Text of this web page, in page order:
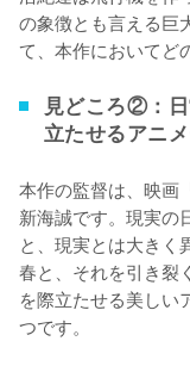
の象徴とも言える巨
て、本作においてど
見どころ②：
立たせるアニ
本作の監督は、映画
新海誠です。現実の
と、現実とは大きく
春と、それを引き裂
を際立たせる美しい
つです。